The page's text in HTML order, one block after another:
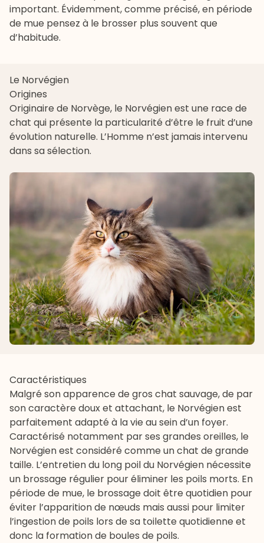
important. Évidemment, comme précisé, en période
de mue pensez à le brosser plus souvent que
d’habitude.
Le Norvégien
Origines
Originaire de Norvège, le Norvégienest une race de
chat qui présente la particularité d’être le fruit d’une
évolution naturelle. L’Homme n’est jamais intervenu
dans sa sélection.
Caractéristiques
Malgré son apparence de gros chat sauvage, de par
son caractère doux et attachant, le Norvégien est
parfaitement adapté à la vie au sein d’un foyer.
Caractérisé notamment par ses grandes oreilles, le
Norvégien est considéré comme un chat de grande
taille. L’entretien du long poil du Norvégien nécessite
un brossage régulier pour éliminer les poils morts. En
période de mue, le brossage doit être quotidien pour
éviter l’apparition de nœuds mais aussi pour limiter
l’ingestion de poils lors de sa toilette quotidienne et
donc la formation de boules de poils.